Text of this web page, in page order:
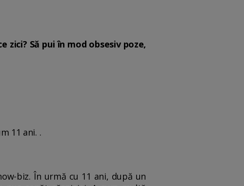
zici? Să pui în mod obsesiv poze,
11 ani. .
biz. În urmă cu 11 ani, după un